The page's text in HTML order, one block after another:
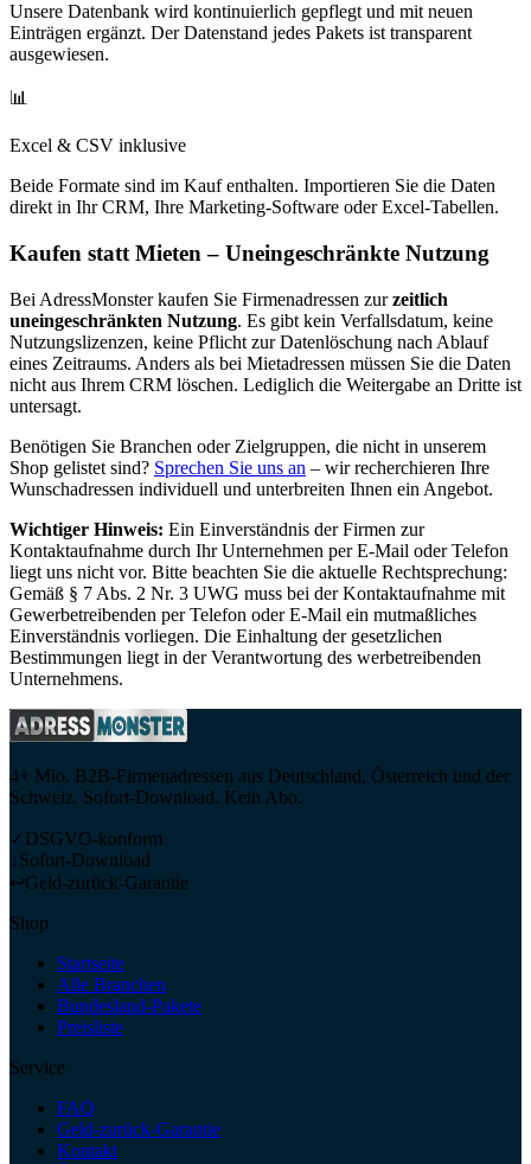
Unsere Datenbank wird kontinuierlich gepflegt und mit neuen
Einträgen ergänzt. Der Datenstand jedes Pakets ist transparent
ausgewiesen.
📊
Excel & CSV inklusive
Beide Formate sind im Kauf enthalten. Importieren Sie die Daten
direkt in Ihr CRM, Ihre Marketing-Software oder Excel-Tabellen.
Kaufen statt Mieten – Uneingeschränkte Nutzung
Bei AdressMonster kaufen Sie Firmenadressen zur zeitlich
uneingeschränkten Nutzung. Es gibt kein Verfallsdatum, keine
Nutzungslizenzen, keine Pflicht zur Datenlöschung nach Ablauf
eines Zeitraums. Anders als bei Mietadressen müssen Sie die Daten
nicht aus Ihrem CRM löschen. Lediglich die Weitergabe an Dritte ist
untersagt.
Benötigen Sie Branchen oder Zielgruppen, die nicht in unserem
Shop gelistet sind? Sprechen Sie uns an – wir recherchieren Ihre
Wunschadressen individuell und unterbreiten Ihnen ein Angebot.
Wichtiger Hinweis: Ein Einverständnis der Firmen zur
Kontaktaufnahme durch Ihr Unternehmen per E-Mail oder Telefon
liegt uns nicht vor. Bitte beachten Sie die aktuelle Rechtsprechung:
Gemäß § 7 Abs. 2 Nr. 3 UWG muss bei der Kontaktaufnahme mit
Gewerbetreibenden per Telefon oder E-Mail ein mutmaßliches
Einverständnis vorliegen. Die Einhaltung der gesetzlichen
Bestimmungen liegt in der Verantwortung des werbetreibenden
Unternehmens.
4+ Mio. B2B-Firmenadressen aus Deutschland, Österreich und der
Schweiz. Sofort-Download. Kein Abo.
✓ DSGVO-konform
↓Sofort-Download
↩Geld-zurück-Garantie
Shop
Startseite
Alle Branchen
Bundesland-Pakete
Preisliste
Service
FAQ
Geld-zurück-Garantie
Kontakt